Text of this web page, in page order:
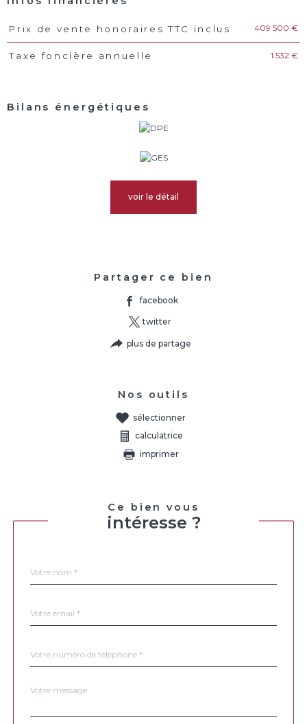
Caractéristiques Valeurs
Prix de vente honoraires TTC inclus 409 500 €
Taxe foncière annuelle 1 532 €
Bilans énergétiques
voir le détail
Partager ce bien
facebook
twitter
plus de partage
Nos outils
sélectionner
calculatrice
imprimer
Ce bien vous
intéresse ?
par
*
*
*
Fieldset
Message
*